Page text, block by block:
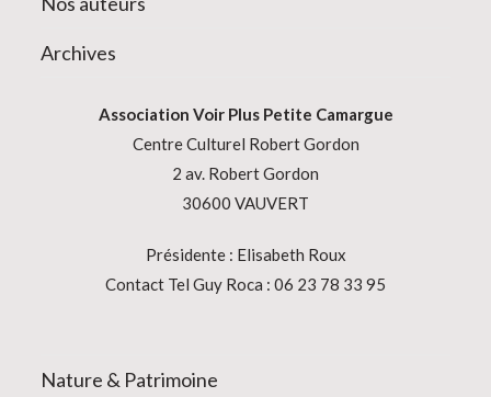
Archives
Association Voir Plus Petite Camargue
Centre Culturel Robert Gordon
2 av. Robert Gordon
30600 VAUVERT
Présidente : Elisabeth Roux
Contact Tel Guy Roca : 06 23 78 33 95
Nature & Patrimoine